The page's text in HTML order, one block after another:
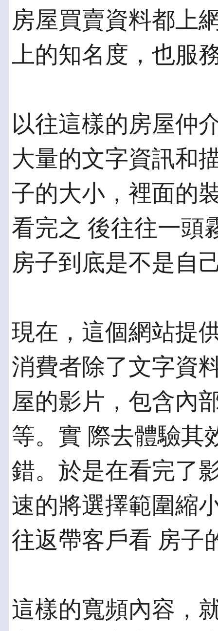
房屋買賣資料都上
上的知名度，也服
以往這樣的房屋仲
大量的文字資訊和
子的大小，裡面的
看完之 後往往一頭
房子到底是不是自
現在，這個網站提
消費者除了文字資
屋的影片，包含內
等。實 際去體驗其
錯。於是在看完了
速的將選擇範圍縮
往返帶客戶看 房子
這樣的寬頻內容，